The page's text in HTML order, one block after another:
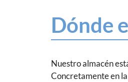
Dónde
Nuestro almacén
Concretamente en